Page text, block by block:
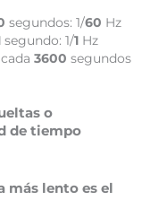
segundos: 1/60 Hz
segundo: 1/1 Hz
cada3600 segundos
o
de tiempo
más lento es el